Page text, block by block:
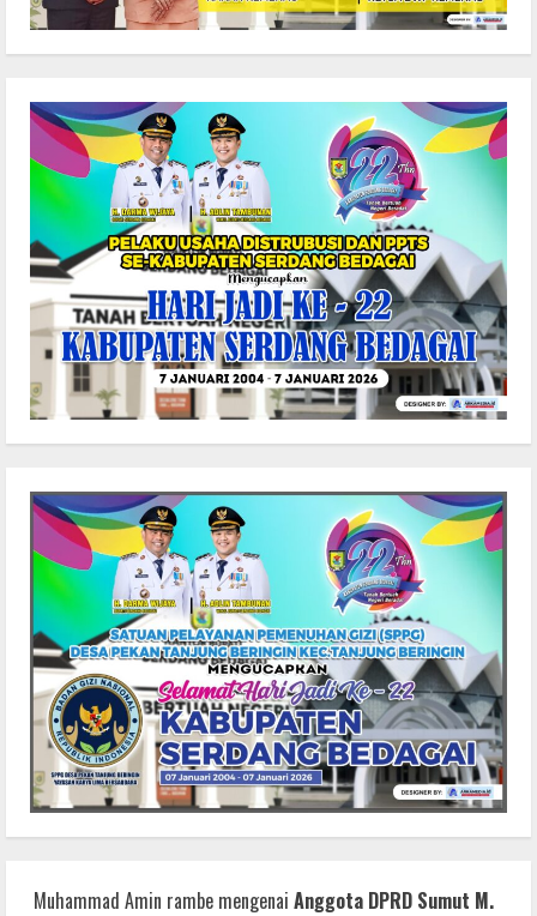
Muhammad Amin rambe mengenai Anggota DPRD Sumut M.